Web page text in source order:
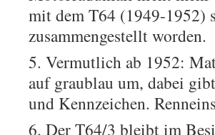
mit dem T64 (1949-
zusammengestellt worden.
5. Vermutlich ab 1952:
auf graublau um, dabei
und Kennzeichen.
6. Der T64/3 bleibt im